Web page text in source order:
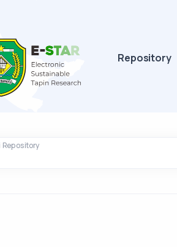
Repository
Repository